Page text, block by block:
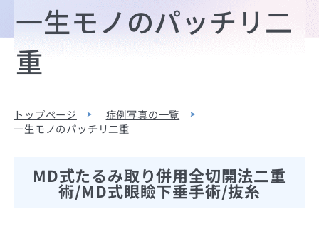
一生モノのパッチリ二
重
トップページ
症例写真の一覧
一生モノのパッチリ二重
MD式たるみ取り併用全切開法二重
術/MD式眼瞼下垂手術/抜糸